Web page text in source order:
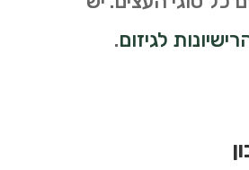
לגיזום.